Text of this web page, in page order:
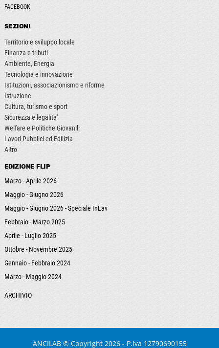
FACEBOOK
SEZIONI
Territorio e sviluppo locale
Finanza e tributi
Ambiente, Energia
Tecnologia e innovazione
Istituzioni, associazionismo e riforme
Istruzione
Cultura, turismo e sport
Sicurezza e legalita'
Welfare e Politiche Giovanili
Lavori Pubblici ed Edilizia
Altro
EDIZIONE FLIP
Marzo - Aprile 2026
Maggio - Giugno 2026
Maggio - Giugno 2026 - Speciale InLav
Febbraio - Marzo 2025
Aprile - Luglio 2025
Ottobre - Novembre 2025
Gennaio - Febbraio 2024
Marzo - Maggio 2024
ARCHIVIO
ANCILAB© Copyright 2026 - P.Iva 12790690155